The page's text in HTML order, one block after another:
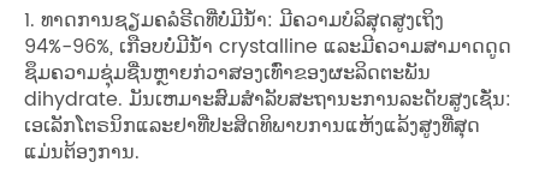
1. ທາດການຊຽມຄລໍຣີດທີ່ບໍ່ມີນ້ໍາ: ມີຄວາມບໍລິສຸດສູງເຖິງ
94%-96%, ເກືອບບໍ່ມີນ້ໍາ crystalline ແລະມີຄວາມສາມາດດູດ
ຊຶມຄວາມຊຸ່ມຊື່ນຫຼາຍກ່ວາສອງເທົ່າຂອງຜະລິດຕະພັນ
dihydrate. ມັນເຫມາະສົມສໍາລັບສະຖານະການລະດັບສູງເຊັ່ນ:
ເອເລັກໂຕຣນິກແລະຢາທີ່ປະສິດທິພາບການແຫ້ງແລ້ງສູງທີ່ສຸດ
ແມ່ນຕ້ອງການ.